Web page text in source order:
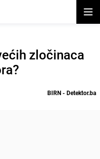
zločinaca
BIRN - Detektor.ba